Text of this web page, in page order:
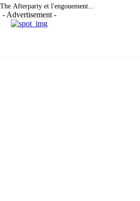
Afterparty et l'engouement...
- Advertisement -